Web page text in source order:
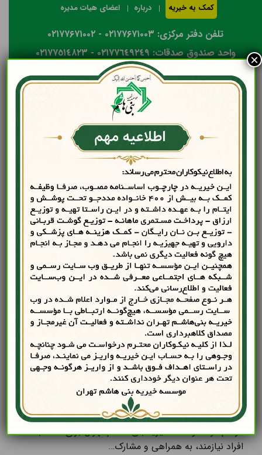
کمک به خیریه درباره اعضای هیات مدیره
تلفن دفتر مرکزی: ۰۲۱۷۷۶۷۱۰۰۳ - ۰۲۱۷۷۶۷۱۰۰۲
واحد صندوق صدقات: ٠٢١٧٧٦٤٩٢٤٩ - ٠٢١٧٧٥١٤٨٢٣
موسسه خیریه
چگونه به خیریه اعتماد کنیم
کمک به افراد نیازمند کمک به افراد نیازمند نه تنها باعث از
بین رفتن تنش های فکری و اضطراب می شود، بلکه می
توان جامعه ای پیشرفته همراه با آرامش را برای کودکان
فراهم کرد. موسسه خیریه بنی هاشم تهران برای کمک به
افراد نیازمند، به همراهی و مشارک…
×